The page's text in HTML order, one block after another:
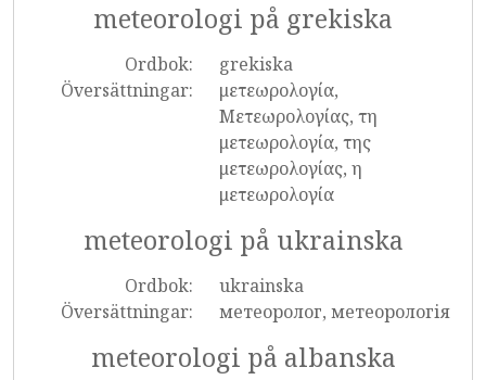
meteorologi på grekiska
Ordbok:
grekiska
Översättningar:
μετεωρολογία,
Μετεωρολογίας, τη
μετεωρολογία, της
μετεωρολογίας, η
μετεωρολογία
meteorologi på ukrainska
Ordbok:
ukrainska
Översättningar:
метеоролог, метеорологія
meteorologi på albanska